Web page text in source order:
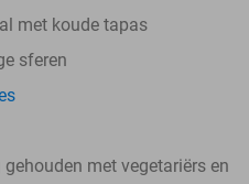
met koude tapas
sferen
met vegetariërs en